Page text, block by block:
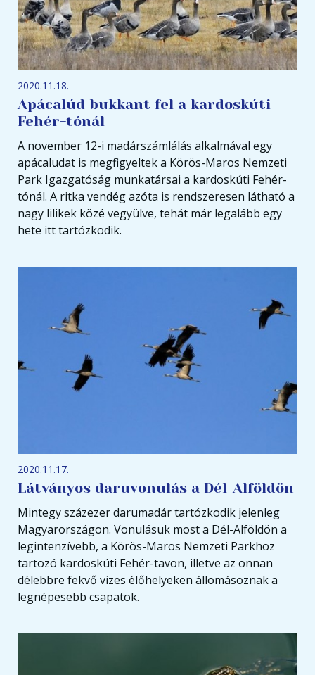
2020.11.18.
Apácalúd bukkant fel a kardoskúti
Fehér-tónál
A november 12-i madárszámlálás alkalmával egy
apácaludat is megfigyeltek a Körös-Maros Nemzeti
Park Igazgatóság munkatársai a kardoskúti Fehér-
tónál. A ritka vendég azóta is rendszeresen látható a
nagy lilikek közé vegyülve, tehát már legalább egy
hete itt tartózkodik.
2020.11.17.
Látványos daruvonulás a Dél-Alföldön
Mintegy százezer darumadár tartózkodik jelenleg
Magyarországon. Vonulásuk most a Dél-Alföldön a
legintenzívebb, a Körös-Maros Nemzeti Parkhoz
tartozó kardoskúti Fehér-tavon, illetve az onnan
délebbre fekvő vizes élőhelyeken állomásoznak a
legnépesebb csapatok.